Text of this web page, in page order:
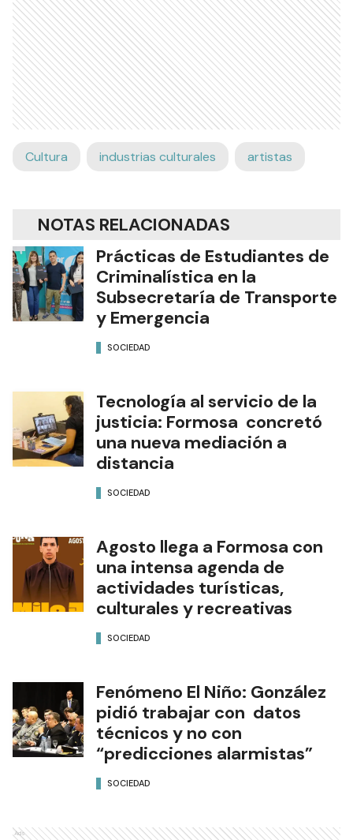
Cultura industrias culturales artistas
NOTAS RELACIONADAS
Prácticas de Estudiantes de
Criminalística en la
Subsecretaría de Transporte
y Emergencia
SOCIEDAD
Tecnología al servicio de la
justicia: Formosa concretó
una nueva mediación a
distancia
SOCIEDAD
Agosto llega a Formosa con
una intensa agenda de
actividades turísticas,
culturales y recreativas
SOCIEDAD
Fenómeno El Niño: González
pidió trabajar con datos
técnicos y no con
“predicciones alarmistas”
SOCIEDAD
Ads